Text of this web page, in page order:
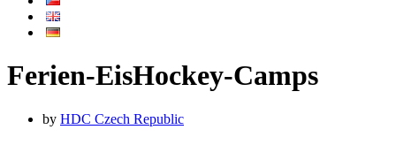
Ferien-EisHockey-Camps
by HDC Czech Republic